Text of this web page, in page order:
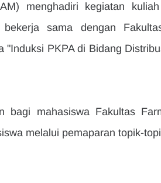
menghadiri kegiatan
sama dengan
"Induksi PKPA di Bidang
bagi mahasiswa Fakultas
melalui pemaparan topik-